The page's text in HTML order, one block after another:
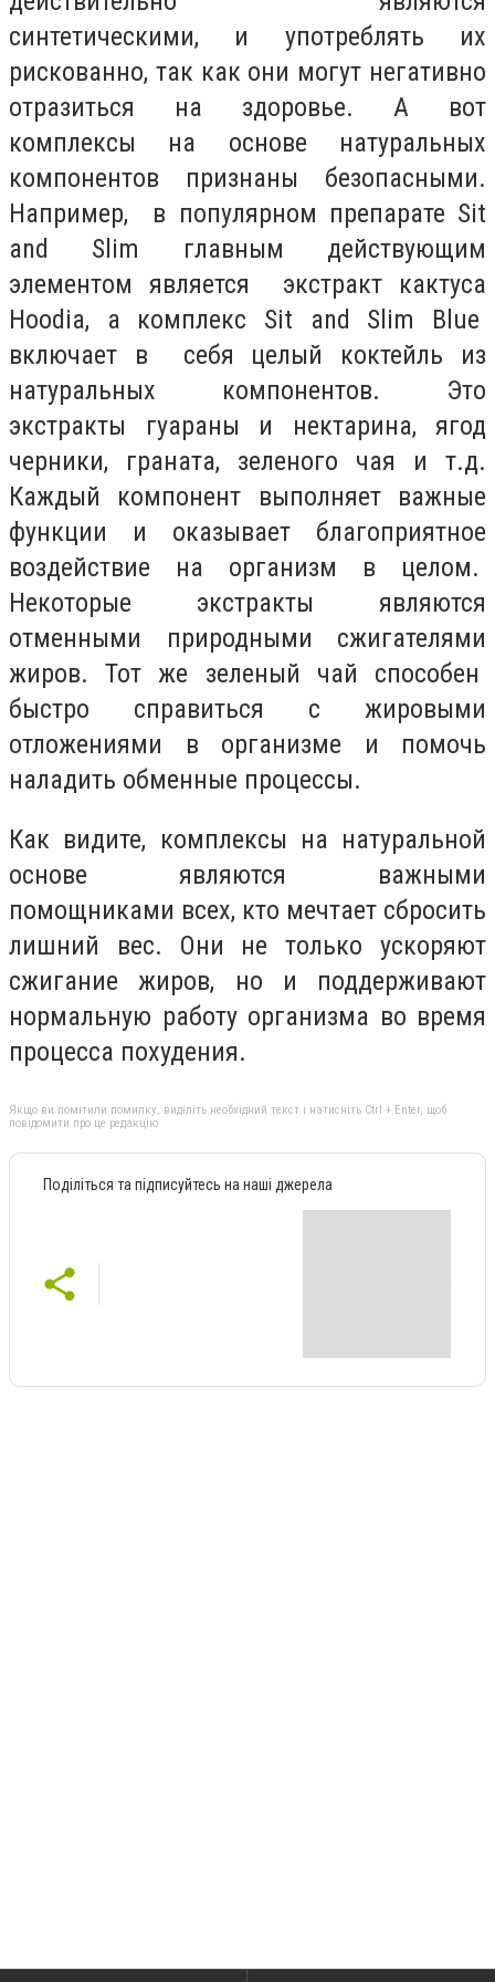
синтетическими, и употреблять их
рискованно, так как они могут негативно
отразиться на здоровье. А вот
комплексы на основе натуральных
компонентов признаны безопасными.
Например, в популярном препарате Sit
and Slim главным действующим
элементом является экстракт кактуса
Hoodia, а комплекс Sit and Slim Blue
включает в себя целый коктейль из
натуральных компонентов. Это
экстракты гуараны и нектарина, ягод
черники, граната, зеленого чая и т.д.
Каждый компонент выполняет важные
функции и оказывает благоприятное
воздействие на организм в целом.
Некоторые экстракты являются
отменными природными сжигателями
жиров. Тот же зеленый чай способен
быстро справиться с жировыми
отложениями в организме и помочь
наладить обменные процессы.
Как видите, комплексы на натуральной
основе являются важными
помощниками всех, кто мечтает сбросить
лишний вес. Они не только ускоряют
сжигание жиров, но и поддерживают
нормальную работу организма во время
процесса похудения.
Якщо ви помітили помилку, виділіть необхідний текст і натисніть Ctrl + Enter, щоб
повідомити про це редакцію
Поділіться та підписуйтесь на наші джерела